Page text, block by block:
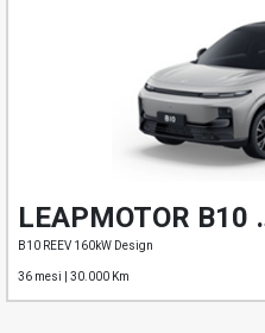
B10 REEV 160kW Design
36 mesi | 30.000 Km